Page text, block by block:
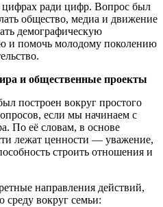
ради цифр. Вопрос был
общество, медиа и движение
демографическую
и помочь молодому поколению
и общественные проекты
построен вокруг простого
если мы начинаем с
По её словам, в основе
лежат ценности — уважение,
строить отношения и
направления действий,
вокруг семьи: